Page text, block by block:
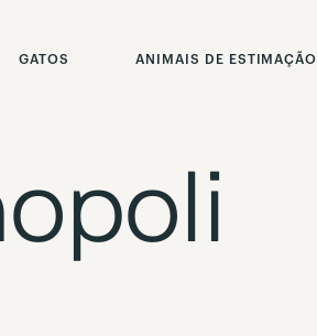
GATOS ANIMAIS DE ESTIMAÇÃO